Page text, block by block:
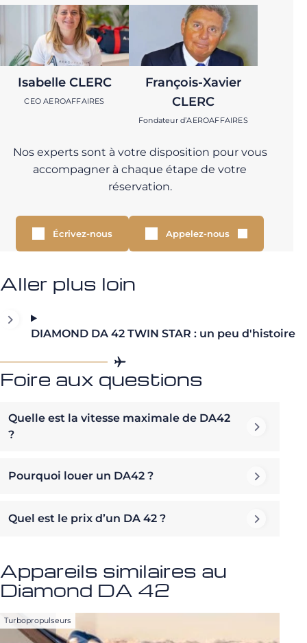
Isabelle CLERC
CEO AEROAFFAIRES
François-Xavier
CLERC
Fondateur d’AEROAFFAIRES
Nos experts sont à votre disposition pour vous
accompagner à chaque étape de votre
réservation.
Écrivez-nous Appelez-nous
Aller plus loin
DIAMOND DA 42 TWIN STAR : un peu d'histoire
Foire aux questions
Quelle est la vitesse maximale de DA42
?
Pourquoi louer un DA42 ?
Quel est le prix d’un DA 42 ?
Appareils similaires au
Diamond DA 42
Turbopropulseurs